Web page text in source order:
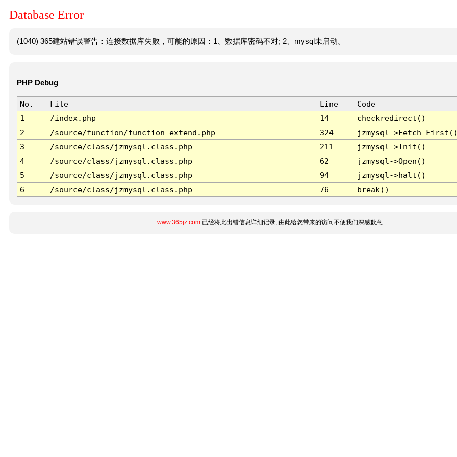
Database Error
(1040) 365建站错误警告：连接数据库失败，可能的原因：1、数据库密码不对; 2、mysql未启动。
PHP Debug
No. File Line
Code
1
/index.php 14
checkredirect()
2
/source/function/function_extend.php 324
jzmysql-
3
/source/class/jzmysql.class.php 211
jzmysql->Init()
4
/source/class/jzmysql.class.php 62
jzmysql->Open()
5
/source/class/jzmysql.class.php 94
jzmysql->halt()
6
/source/class/jzmysql.class.php 76 break()
www.365jz.com已经将此出错信息详细记录, 由此给您带来的访问不便我们深感歉意.